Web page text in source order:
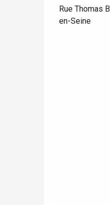
Rue Thomas
en-Seine